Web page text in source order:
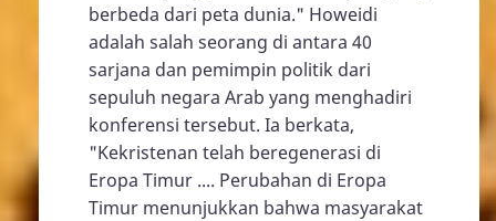
berbeda dari peta dunia." Howeidi
adalah salah seorang di antara 40
sarjana dan pemimpin politik dari
sepuluh negara Arab yang menghadiri
konferensi tersebut. Ia berkata,
"Kekristenan telah beregenerasi di
Eropa Timur .... Perubahan di Eropa
Timur menunjukkan bahwa masyarakat